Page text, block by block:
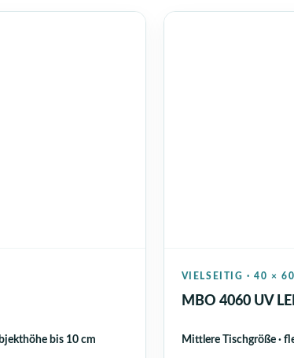
bis 10 cm
VIELSEITIG · 40 ×
MBO 4060 UV
Mittlere Tischgröße ·